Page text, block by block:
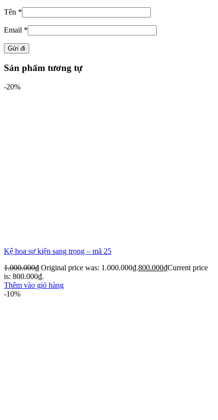
Tên *
Email *
Sản phẩm tương tự
-20%
Kệ hoa sự kiện sang trọng – mã 25
1.000.000₫ Original price was: 1.000.000₫.800.000₫Current price
is: 800.000₫.
Thêm vào giỏ hàng
-10%